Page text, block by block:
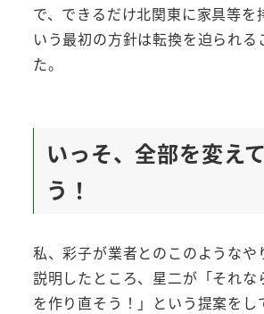
で、できるだけ北関東に家具等を
いう最初の方針は転換を迫られる
た。
いっそ、全部を変え
う！
私、彩子が業者とのこのようなや
説明したところ、星二が「それな
を作り直そう！」という提案をし